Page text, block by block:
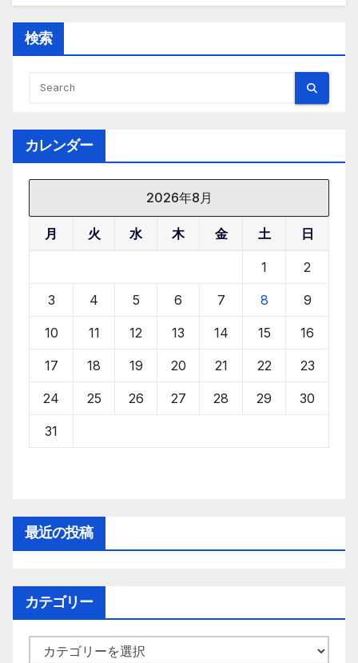
c
b
o
k
st
d
ail
検索
カレンダー
2026年8月
月 火 水 木 金 土 日
1 2
3 4 5 6 7 8 9
10 11 12 13 14 15 16
17 18 19 20 21 22 23
24 25 26 27 28 29 30
31
最近の投稿
カテゴリー